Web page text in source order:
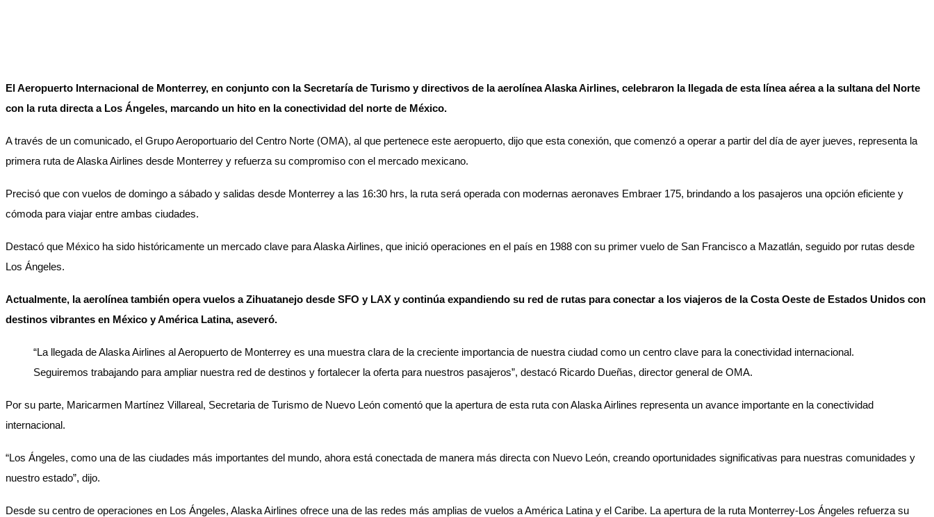
El Aeropuerto Internacional de Monterrey, en conjunto con la Secretaría de Turismo y directivos de la aerolínea Alaska Airlines, celebraron la llegada de esta línea aérea a la sultana del Norte
con la ruta directa a Los Ángeles, marcando un hito en la conectividad del norte de México.
A través de un comunicado, el Grupo Aeroportuario del Centro Norte (OMA), al que pertenece este aeropuerto, dijo que esta conexión, que comenzó a operar a partir del día de ayer jueves, representa la
primera ruta de Alaska Airlines desde Monterrey y refuerza su compromiso con el mercado mexicano.
Precisó que con vuelos de domingo a sábado y salidas desde Monterrey a las 16:30 hrs, la ruta será operada con modernas aeronaves Embraer 175, brindando a los pasajeros una opción eficiente y
cómoda para viajar entre ambas ciudades.
Destacó que México ha sido históricamente un mercado clave para Alaska Airlines, que inició operaciones en el país en 1988 con su primer vuelo de San Francisco a Mazatlán, seguido por rutas desde
Los Ángeles.
Actualmente, la aerolínea también opera vuelos a Zihuatanejo desde SFO y LAX y continúa expandiendo su red de rutas para conectar a los viajeros de la Costa Oeste de Estados Unidos con
destinos vibrantes en México y América Latina, aseveró.
“La llegada de Alaska Airlines al Aeropuerto de Monterrey es una muestra clara de la creciente importancia de nuestra ciudad como un centro clave para la conectividad internacional.
Seguiremos trabajando para ampliar nuestra red de destinos y fortalecer la oferta para nuestros pasajeros”, destacó Ricardo Dueñas, director general de OMA.
Por su parte, Maricarmen Martínez Villareal, Secretaria de Turismo de Nuevo León comentó que la apertura de esta ruta con Alaska Airlines representa un avance importante en la conectividad
internacional.
“Los Ángeles, como una de las ciudades más importantes del mundo, ahora está conectada de manera más directa con Nuevo León, creando oportunidades significativas para nuestras comunidades y
nuestro estado”, dijo.
Desde su centro de operaciones en Los Ángeles, Alaska Airlines ofrece una de las redes más amplias de vuelos a América Latina y el Caribe. La apertura de la ruta Monterrey-Los Ángeles refuerza su